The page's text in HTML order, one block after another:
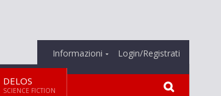
Informazioni Login/Registrati
DELOS
SCIENCE FICTION